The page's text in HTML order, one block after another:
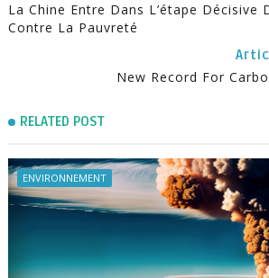
La Chine Entre Dans L’étape Décisive
Contre La Pauvreté
New Record For
RELATED POST
ENVIRONNEMENT